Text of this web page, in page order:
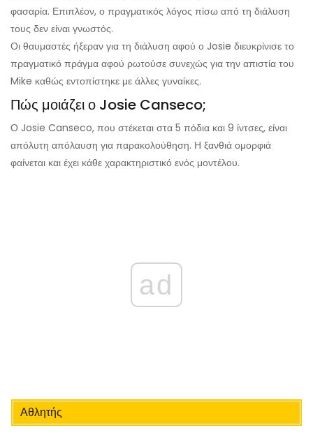
φασαρία. Επιπλέον, ο πραγματικός λόγος πίσω από τη διάλυση
τους δεν είναι γνωστός.
Οι θαυμαστές ήξεραν για τη διάλυση αφού ο Josie διευκρίνισε το
πραγματικό πράγμα αφού ρωτούσε συνεχώς για την απιστία του
Mike καθώς εντοπίστηκε με άλλες γυναίκες.
Πώς μοιάζει ο Josie Canseco;
Ο Josie Canseco, που στέκεται στα 5 πόδια και 9 ίντσες, είναι
απόλυτη απόλαυση για παρακολούθηση. Η ξανθιά ομορφιά
φαίνεται και έχει κάθε χαρακτηριστικό ενός μοντέλου.
ad
Αθλητής